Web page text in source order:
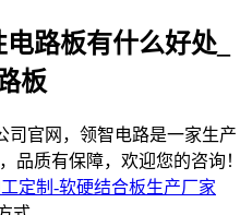
路板有什么好处_
板
司官网，领智电路是一家生产
品质有保障，欢迎您的咨询！